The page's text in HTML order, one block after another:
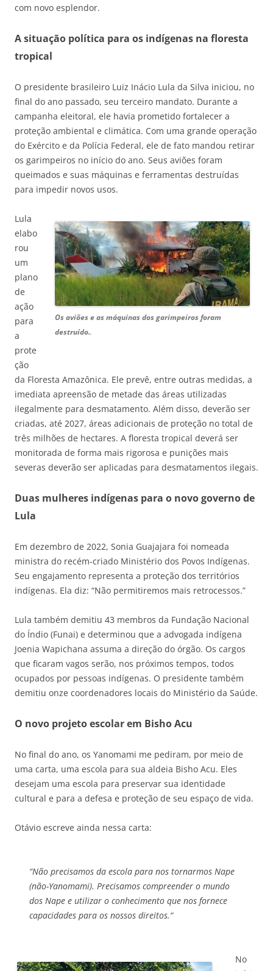
com novo esplendor.
A situação política para os indígenas na floresta
tropical
O presidente brasileiro Luiz Inácio Lula da Silva iniciou, no
final do ano passado, seu terceiro mandato. Durante a
campanha eleitoral, ele havia prometido fortalecer a
proteção ambiental e climática. Com uma grande operação
do Exército e da Polícia Federal, ele de fato mandou retirar
os garimpeiros no início do ano. Seus aviões foram
queimados e suas máquinas e ferramentas destruídas
para impedir novos usos.
Os aviões e as máquinas dos garimpeiros foram
destruído..
Lula
elabo
rou
um
plano
de
ação
para
a
prote
ção
da Floresta Amazônica. Ele prevê, entre outras medidas, a
imediata apreensão de metade das áreas utilizadas
ilegalmente para desmatamento. Além disso, deverão ser
criadas, até 2027, áreas adicionais de proteção no total de
três milhões de hectares. A floresta tropical deverá ser
monitorada de forma mais rigorosa e punições mais
severas deverão ser aplicadas para desmatamentos ilegais.
Duas mulheres indígenas para o novo governo de
Lula
Em dezembro de 2022, Sonia Guajajara foi nomeada
ministra do recém-criado Ministério dos Povos Indígenas.
Seu engajamento representa a proteção dos territórios
indígenas. Ela diz: “Não permitiremos mais retrocessos.”
Lula também demitiu 43 membros da Fundação Nacional
do Índio (Funai) e determinou que a advogada indígena
Joenia Wapichana assuma a direção do órgão. Os cargos
que ficaram vagos serão, nos próximos tempos, todos
ocupados por pessoas indígenas. O presidente também
demitiu onze coordenadores locais do Ministério da Saúde.
O novo projeto escolar em Bisho Acu
No final do ano, os Yanomami me pediram, por meio de
uma carta, uma escola para sua aldeia Bisho Acu. Eles
desejam uma escola para preservar sua identidade
cultural e para a defesa e proteção de seu espaço de vida.
Otávio escreve ainda nessa carta:
“Não precisamos da escola para nos tornarmos Nape
(não-Yanomami). Precisamos compreender o mundo
dos Nape e utilizar o conhecimento que nos fornece
capacidades para os nossos direitos.“
No